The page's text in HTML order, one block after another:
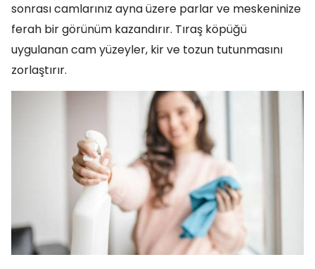
sonrası camlarınız ayna üzere parlar ve meskeninize
ferah bir görünüm kazandırır. Tıraş köpüğü
uygulanan cam yüzeyler, kir ve tozun tutunmasını
zorlaştırır.